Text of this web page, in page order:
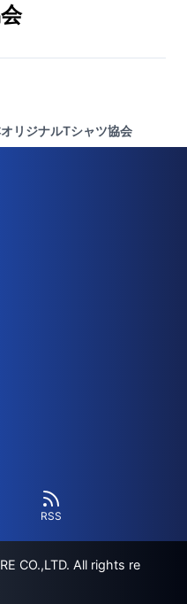
リジナルTシャツ協会
RSS
CO.,LTD. All rights re